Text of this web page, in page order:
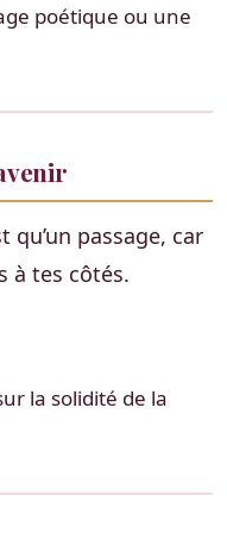
poétique ou une
qu’un passage, car
à tes côtés.
la solidité de la